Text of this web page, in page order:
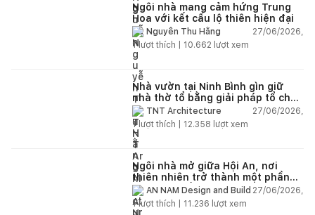
Ngôi nhà mang cảm hứng Trung
Hoa với kết cấu lộ thiên hiện đại
Nguyễn Thu Hằng
27/06/2026,
1lượt thích | 10.662 lượt xem
Nhà vườn tại Ninh Bình gìn giữ
nhà thờ tổ bằng giải pháp tổ chức
lại không gian
TNT Architecture
27/06/2026,
1lượt thích | 12.358 lượt xem
Ngôi nhà mở giữa Hội An, nơi
thiên nhiên trở thành một phần
của cuộc sống
AN NAM Design and Build 27/06/2026,
1lượt thích | 11.236 lượt xem